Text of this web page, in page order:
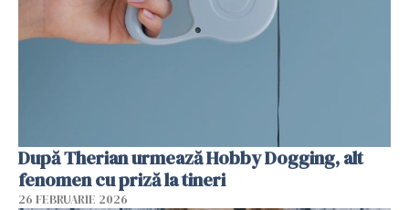
După Therian urmează Hobby Dogging, alt
fenomen cu priză la tineri
26 FEBRUARIE 2026